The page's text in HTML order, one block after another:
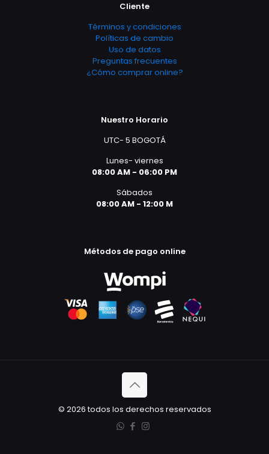
Cliente
Términos y condiciones
Políticas de cambio
Uso de datos
Preguntas frecuentes
¿Cómo comprar online?
Nuestro Horario
UTC- 5 BOGOTÁ
Lunes- viernes
08:00 AM - 06:00 PM
Sábados
08:00 AM - 12:00 M
Métodos de pago online
© 2026 todos los derechos reservados